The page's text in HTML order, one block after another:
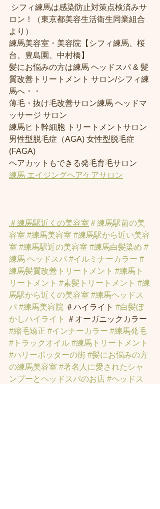
シフィ練馬は感染防止対策点検済みサ
ロン！（東京都美容生活衛生同業組合
より）
練馬美容室・美容院【シフィ練馬、桜
台、豊島園、中村橋】
髪にお悩みの方は練馬 ヘッドスパ & 髪
質改善トリートメント サロン/シフィ練
馬へ・・
薄毛・抜け毛改善サロン練馬 ヘッドマ
ッサージ サロン
練馬ヒト幹細胞 トリートメントサロン
男性型脱毛症（AGA) 女性型脱毛症
(FAGA)
ヘアカットもできる発毛育毛サロン
練馬 エイジングヘアケアサロン
＃練馬駅近くの美容室 ＃練馬駅前の美
容室 #練馬美容室 #練馬駅から近い美容
室 #練馬駅近の美容室 #練馬白髪染め #
練馬 ヘッドスパ #イルミナーカラー #
練馬髪質改善トリートメント #練馬ト
リートメント #素髪トリートメント #練
馬駅から近くの美容室 #練馬ヘッドス
パ #練馬美容院 ＃ハイライト #白髪ぼ
かしハイライト
＃オーガニックカラー
#縮毛矯正 #インナーカラー #練馬発毛
#トラックオイル #練馬トリートメント
#ハリーポッターの街 #髪にお悩みの方
の練馬美容室 #著名人に愛されたシャ
ンプーとヘッドスパのお店 #ヘッドス